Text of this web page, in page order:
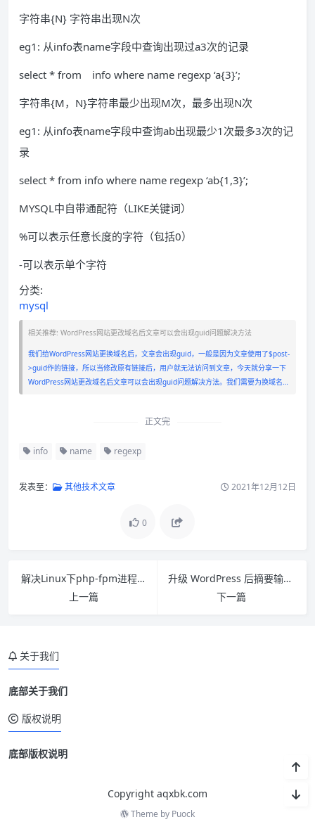
字符串{N} 字符串出现N次
eg1: 从info表name字段中查询出现过a3次的记录
select * from info where name regexp ‘a{3}’;
字符串{M，N}字符串最少出现M次，最多出现N次
eg1: 从info表name字段中查询ab出现最少1次最多3次的记
录
select * from info where name regexp ‘ab{1,3}’;
MYSQL中自带通配符（LIKE关键词）
%可以表示任意长度的字符（包括0）
-可以表示单个字符
分类:
mysql
相关推荐: WordPress网站更改域名后文章可以会出现guid问题解决方法
我们给WordPress网站更换域名后，文章会出现guid，一般是因为文章使用了$post-
>guid作的链接，所以当修改原有链接后，用户就无法访问到文章，今天就分享一下
WordPress网站更改域名后文章可以会出现guid问题解决方法。我们需要为换域名…
正文完
info name regexp
发表至： 其他技术文章 2021年12月12日
0
解决Linux下php-fpm进程过多导致内存耗尽问题
上一篇
升级 WordPress 后摘要输出全文？wp_trim_words() 失效？
下一篇
关于我们
底部关于我们
版权说明
底部版权说明
Copyright aqxbk.com
Theme by Puock